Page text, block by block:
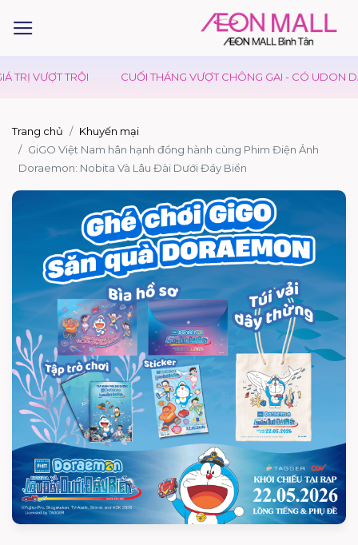
VƯỢT TRỘI CUỐI THÁNG VƯỢT CHÔNG GAI - CÓ UDON DAY
Trang chủ
Khuyến mại
GiGO Việt Nam hân hạnh đồng hành cùng Phim Điện Ảnh
Doraemon: Nobita Và Lâu Đài Dưới Đáy Biển